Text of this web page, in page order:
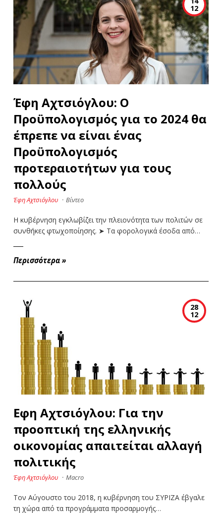
12
Έφη Αχτσιόγλου: Ο
Προϋπολογισμός για το 2024 θα
έπρεπε να είναι ένας
Προϋπολογισμός
προτεραιοτήτων για τους
πολλούς
Έφη Αχτσιόγλου · Βίντεο
Η κυβέρνηση εγκλωβίζει την πλειονότητα των πολιτών σε
συνθήκες φτωχοποίησης. ➤ Tα φορολογικά έσοδα από…
Περισσότερα »
28
12
Εφη Αχτσιόγλου: Για την
προοπτική της ελληνικής
οικονομίας απαιτείται αλλαγή
πολιτικής
Έφη Αχτσιόγλου · Macro
Τον Αύγουστο του 2018, η κυβέρνηση του ΣΥΡΙΖΑ έβγαλε
τη χώρα από τα προγράμματα προσαρμογής…